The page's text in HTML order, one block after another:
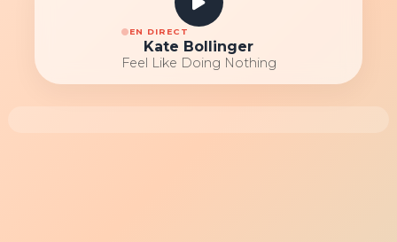
EN DIRECT
Kate Bollinger
Feel Like Doing Nothing